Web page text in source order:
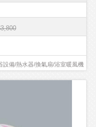
3,800
設備/熱水器/換氣扇/浴室暖風機